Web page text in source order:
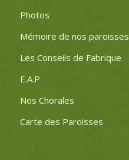
Photos
Mémoire de nos paroisses
Les Conseils de Fabrique
E.A.P
Nos Chorales
Carte des Paroisses